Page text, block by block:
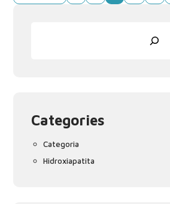
Categories
Categoria
Hidroxiapatita